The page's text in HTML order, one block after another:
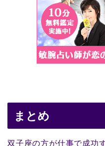
まとめ
双子座の方が仕事で成功